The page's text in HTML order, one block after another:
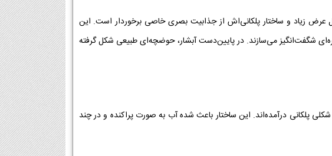
عرض زیاد و ساختار پلکانی‌اش از جذابیت بصری خاصی برخوردار است. این
شگفت‌انگیز می‌سازند. در پایین‌دست آبشار، حوضچه‌ای طبیعی شکل گرفته
پلکانی درآمده‌اند. این ساختار باعث شده آب به صورت پراکنده و در چند